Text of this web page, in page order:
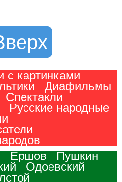
с картинками
Диафильмы
Спектакли
Русские народные
Ершов
Пушкин
Одоевский